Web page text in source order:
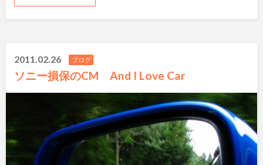
2011.02.26 ブログ
ソニー損保のCM And I Love Car